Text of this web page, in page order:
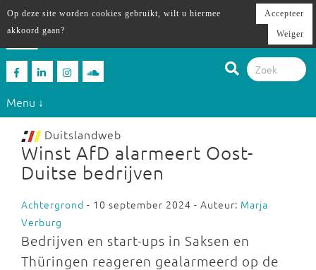
Menu ↓
Duitslandweb
Winst AfD alarmeert Oost-
Duitse bedrijven
Achtergrond - 10 september 2024 - Auteur: Marja
Verburg
Bedrijven en start-ups in Saksen en
Thüringen reageren gealarmeerd op de
Op deze site worden cookies gebruikt, wilt u hiermee
akkoord gaan?
Accepteer
Weiger